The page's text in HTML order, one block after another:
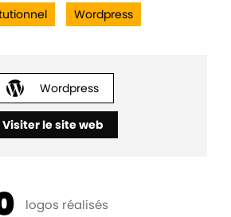
Wordpress
Wordpress
Visiter le site web
logos réalisés